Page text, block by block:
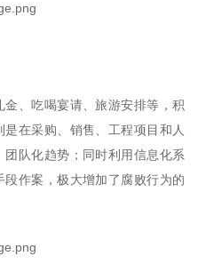
、吃喝宴请、旅游安排等，积
在采购、销售、工程项目和人
队化趋势；同时利用信息化系
作案，极大增加了腐败行为的